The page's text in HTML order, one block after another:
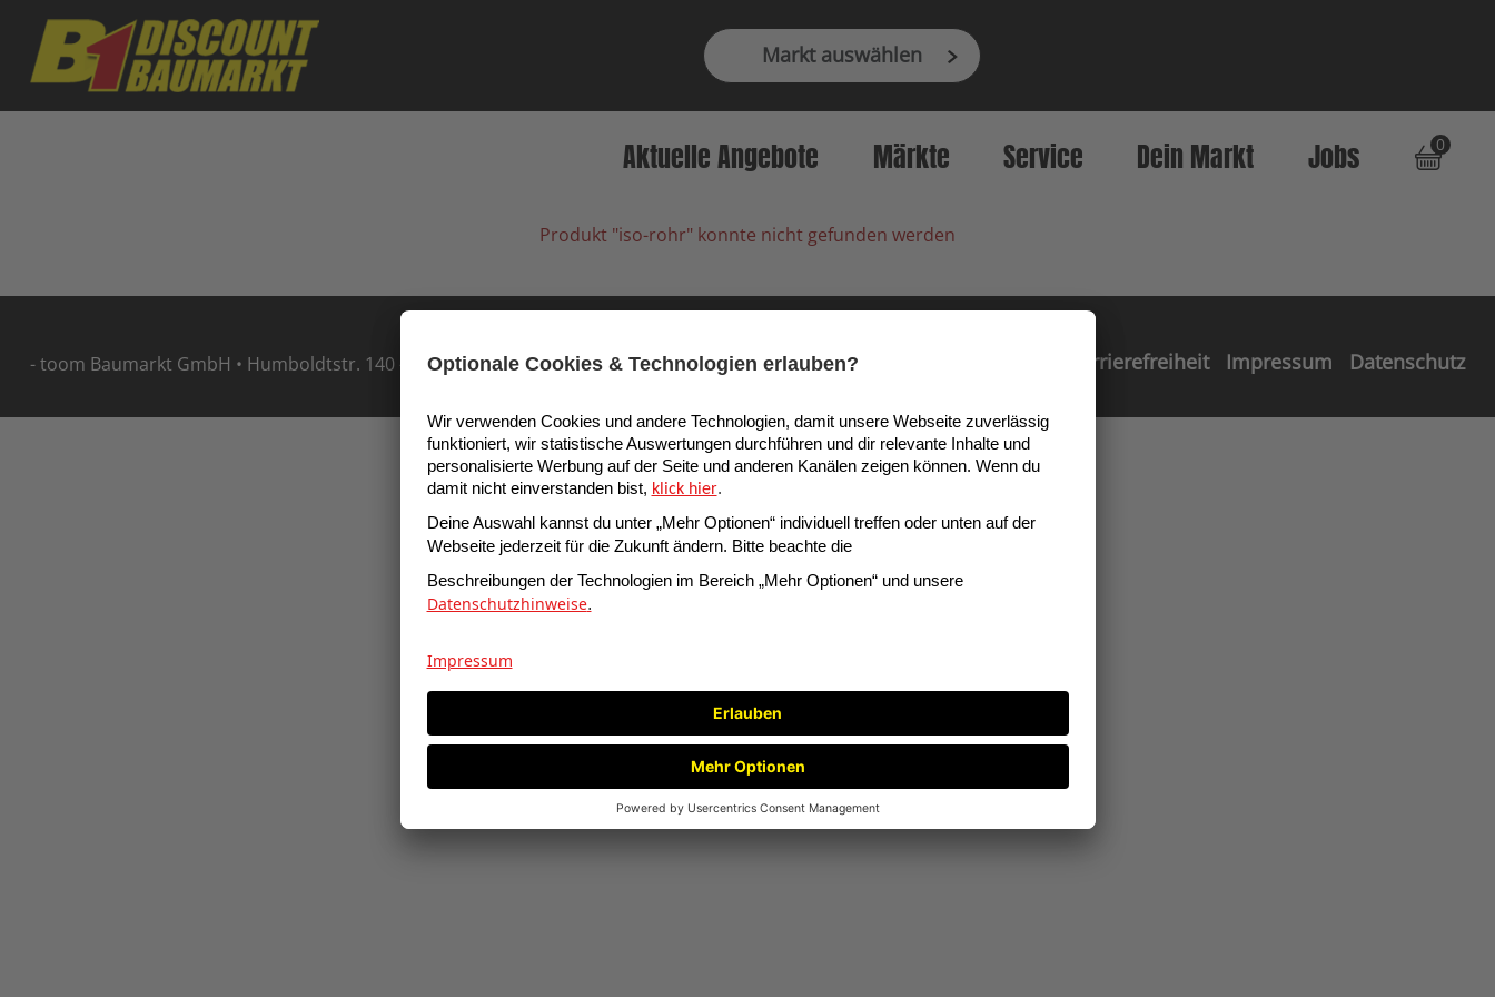
Markt auswählen
Aktuelle Angebote Märkte Service Dein Markt Jobs
0
Produkt "iso-rohr" konnte nicht gefunden werden
- toom Baumarkt GmbH • Humboldtstr. 140 - 144 • 51149 Köln, Deutschland Barrierefreiheit Impressum Datenschutz